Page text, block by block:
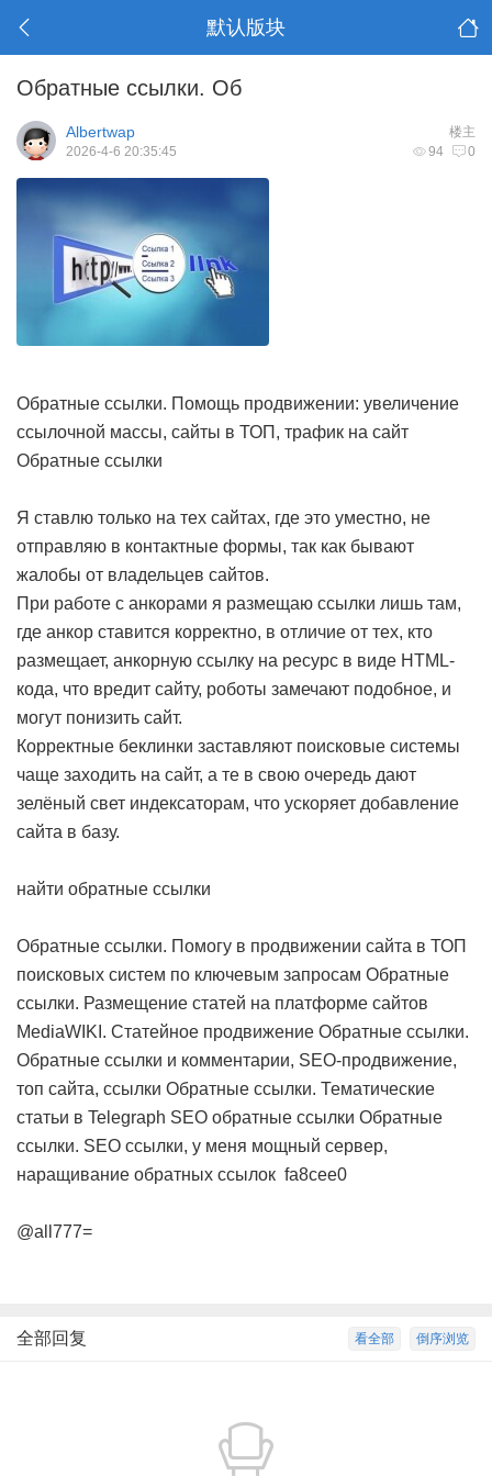
默认版块
Обратные ссылки. Об
楼主
Albertwap
94 0
2026-4-6 20:35:45
Обратные ссылки. Помощь продвижении: увеличение
ссылочной массы, сайты в ТОП, трафик на сайт
Обратные ссылки
Я ставлю только на тех сайтах, где это уместно, не
отправляю в контактные формы, так как бывают
жалобы от владельцев сайтов.
При работе с анкорами я размещаю ссылки лишь там,
где анкор ставится корректно, в отличие от тех, кто
размещает, анкорную ссылку на ресурс в виде HTML-
кода, что вредит сайту, роботы замечают подобное, и
могут понизить сайт.
Корректные беклинки заставляют поисковые системы
чаще заходить на сайт, а те в свою очередь дают
зелёный свет индексаторам, что ускоряет добавление
сайта в базу.
найти обратные ссылки
Обратные ссылки. Помогу в продвижении сайта в ТОП
поисковых систем по ключевым запросам Обратные
ссылки. Размещение статей на платформе сайтов
MediaWIKI. Статейное продвижение Обратные ссылки.
Обратные ссылки и комментарии, SEO-продвижение,
топ сайта, ссылки Обратные ссылки. Тематические
статьи в Telegraph SEO обратные ссылки Обратные
ссылки. SEO ссылки, у меня мощный сервер,
наращивание обратных ссылок fa8cee0
@all777=
倒序浏览
看全部
全部回复